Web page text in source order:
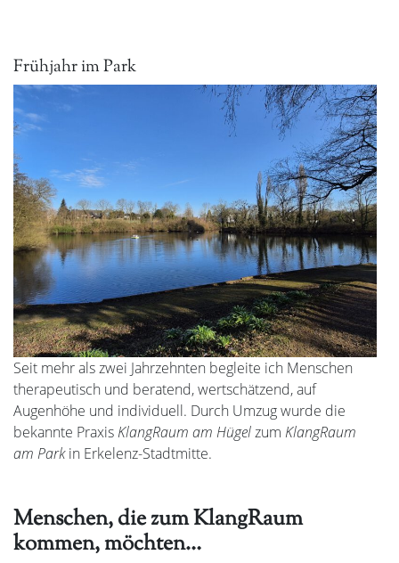
Frühjahr im Park
Seit mehr als zwei Jahrzehnten begleite ich Menschen
therapeutisch und beratend, wertschätzend, auf
Augenhöhe und individuell. Durch Umzug wurde die
bekannte Praxis KlangRaum am Hügelzum KlangRaum
am Parkin Erkelenz-Stadtmitte.
Menschen, die zum KlangRaum
kommen, möchten…